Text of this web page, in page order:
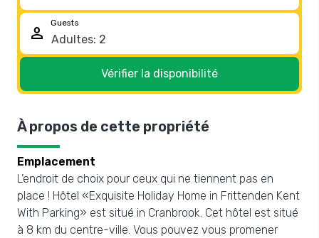
person
Guests
Vérifier la disponibilité
À propos de cette propriété
Emplacement
L’endroit de choix pour ceux qui ne tiennent pas en
place ! Hôtel «Exquisite Holiday Home in Frittenden Kent
With Parking» est situé in Cranbrook. Cet hôtel est situé
à 8 km du centre-ville. Vous pouvez vous promener